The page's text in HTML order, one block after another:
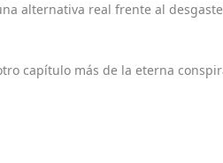
alternativa real frente al
capítulo más de la eterna